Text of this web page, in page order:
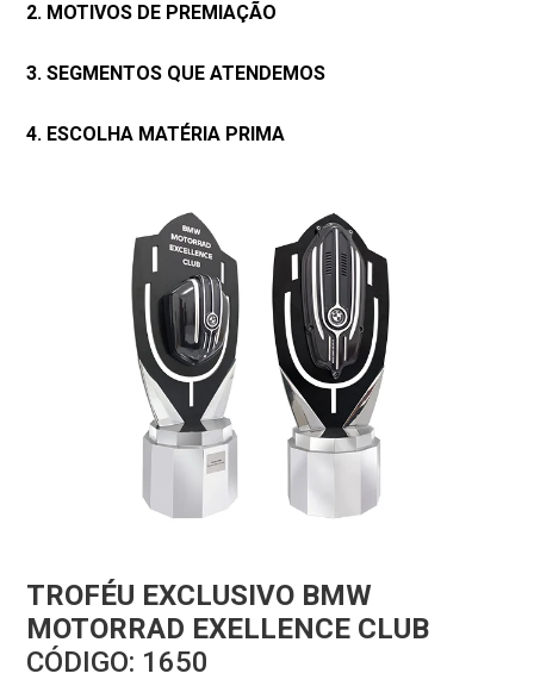
2. MOTIVOS DE PREMIAÇÃO
3. SEGMENTOS QUE ATENDEMOS
4. ESCOLHA MATÉRIA PRIMA
TROFÉU EXCLUSIVO BMW
MOTORRAD EXELLENCE CLUB
CÓDIGO: 1650